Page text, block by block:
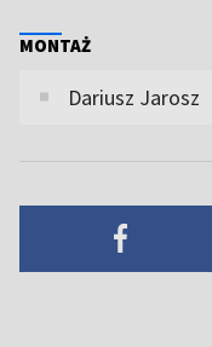
MONTAŻ
Dariusz Jarosz